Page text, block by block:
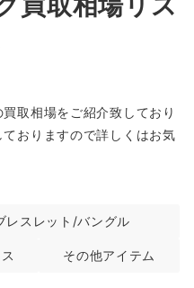
取相場をご紹介致しており
おりますので詳しくはお気
レスレット/バングル
その他アイテム